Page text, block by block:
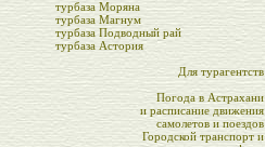
турбаза Моряна
турбаза Магнум
турбаза Подводный рай
турбаза Астория
Для турагентств
Погода в Астрахани
и расписание движения
самолетов и поездов
Городской транспорт и